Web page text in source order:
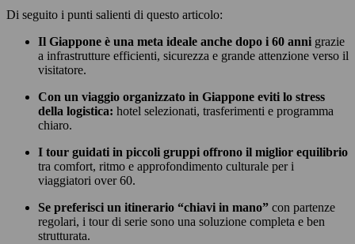
Di seguito i punti salienti di questo articolo:
Il Giappone è una meta ideale anche dopo i 60 anni grazie
a infrastrutture efficienti, sicurezza e grande attenzione verso il
visitatore.
Con un viaggio organizzato in Giappone eviti lo stress
della logistica: hotel selezionati, trasferimenti e programma
chiaro.
I tour guidati in piccoli gruppi offrono il miglior equilibrio
tra comfort, ritmo e approfondimento culturale per i
viaggiatori over 60.
Se preferisci un itinerario “chiavi in mano” con partenze
regolari, i tour di serie sono una soluzione completa e ben
strutturata.